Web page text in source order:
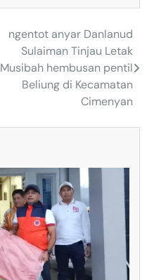
ngentot anyar Danlanud
Sulaiman Tinjau Letak
Musibah hembusan pentil
Beliung di Kecamatan
Cimenyan